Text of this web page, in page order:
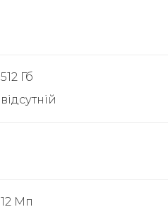
512 Гб
відсутній
12 Мп